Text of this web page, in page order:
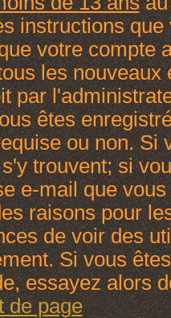
instructions
votre compte
les
par
êtes
ou non. Si
trouvent; si
e-mail que
raisons pour
de voir des
Si vous
essayez alors
de page